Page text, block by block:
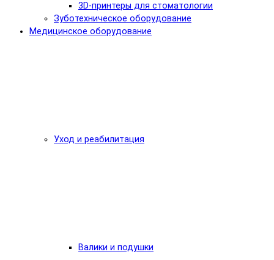
3D-принтеры для стоматологии
Зуботехническое оборудование
Медицинское оборудование
Уход и реабилитация
Валики и подушки